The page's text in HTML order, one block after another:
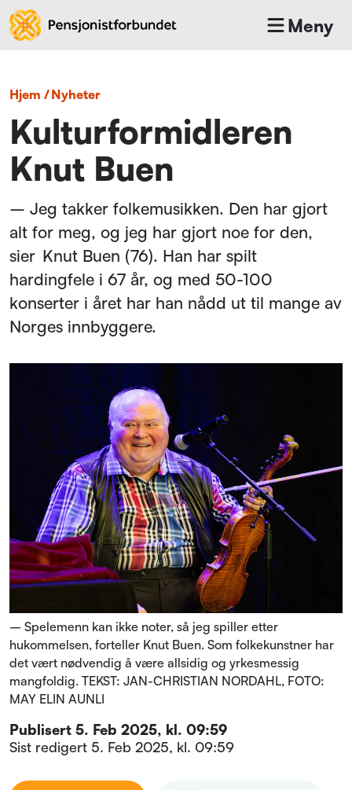
Meny
Hjem / nyheter
Kulturformidleren
Knut Buen
– Jeg takker folkemusikken. Den har gjort
alt for meg, og jeg har gjort noe for den,
sier Knut Buen (76). Han har spilt
hardingfele i 67 år, og med 50-100
konserter i året har han nådd ut til mange av
Norges innbyggere.
– Spelemenn kan ikke noter, så jeg spiller etter
hukommelsen, forteller Knut Buen. Som folkekunstner har
det vært nødvendig å være allsidig og yrkesmessig
mangfoldig. TEKST: JAN-CHRISTIAN NORDAHL, FOTO:
MAY ELIN AUNLI
Publisert 5. Feb 2025, kl. 09:59
Sist redigert 5. Feb 2025, kl. 09:59